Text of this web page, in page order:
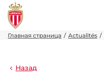
Главная страница Actualités
Назад